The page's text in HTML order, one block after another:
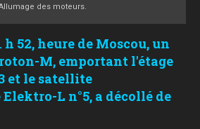
des moteurs.
52, heure de Moscou, un
M, emportant l'étage
et le satellite
L n°5, a décollé de